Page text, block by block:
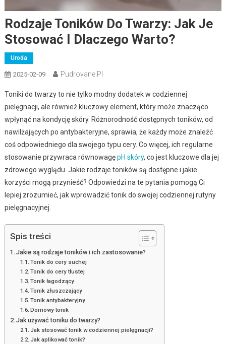
Rodzaje Toników Do Twarzy: Jak Je
Stosować I Dlaczego Warto?
Uroda
2025-02-09 Pudrovane.pl
Toniki do twarzy to nie tylko modny dodatek w codziennej
pielęgnacji, ale również kluczowy element, który może znacząco
wpłynąć na kondycję skóry. Różnorodność dostępnych toników, od
nawilżających po antybakteryjne, sprawia, że każdy może znaleźć
coś odpowiedniego dla swojego typu cery. Co więcej, ich regularne
stosowanie przywraca równowagępH skóry, co jest kluczowe dla jej
zdrowego wyglądu. Jakie rodzaje toników są dostępne i jakie
korzyści mogą przynieść? Odpowiedzi na te pytania pomogą Ci
lepiej zrozumieć, jak wprowadzić tonik do swojej codziennej rutyny
pielęgnacyjnej.
Spis treści
Jakie są rodzaje toników i ich zastosowanie?
Tonik do cery suchej
Tonik do cery tłustej
Tonik łagodzący
Tonik złuszczający
Tonik antybakteryjny
Domowy tonik
Jak używać toniku do twarzy?
Jak stosować tonik w codziennej pielęgnacji?
Jak aplikować tonik?